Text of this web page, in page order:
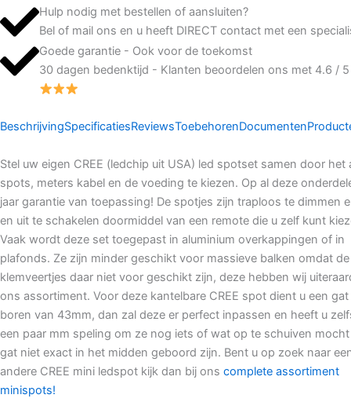
Extra
Warmwit
2700K
Zigbee
Hulp nodig met bestellen of aansluiten?
Bel of mail ons en u heeft DIRECT contact met een
Goede garantie - Ook voor de toekomst
30 dagen bedenktijd - Klanten beoordelen ons met 4.6 /
BeschrijvingSpecificatiesReviewsToebehorenDocumenten
Stel uw eigen CREE (ledchip uit USA) led spotset samen door het
spots, meters kabel en de voeding te kiezen. Op al deze
jaar garantie van toepassing! De spotjes zijn traploos te dimmen
en uit te schakelen doormiddel van een remote die u zelf kunt
Vaak wordt deze set toegepast in aluminium overkappingen of in
plafonds. Ze zijn minder geschikt voor massieve balken omdat de
klemveertjes daar niet voor geschikt zijn, deze hebben wij
ons assortiment. Voor deze kantelbare CREE spot dient u een
boren van 43mm, dan zal deze er perfect inpassen en heeft u
een paar mm speling om ze nog iets of wat op te schuiven
gat niet exact in het midden geboord zijn. Bent u op zoek naar
andere CREE mini ledspot kijk dan bij ons complete assortiment
minispots!